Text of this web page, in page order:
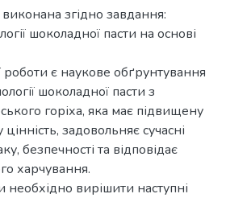
згідно завдання:
шоколадної пасти на основі
роботи є наукове обґрунтування
шоколадної пасти з
горіха, яка має підвищену
цінність, задовольняє сучасні
безпечності та відповідає
харчування.
вирішити наступні